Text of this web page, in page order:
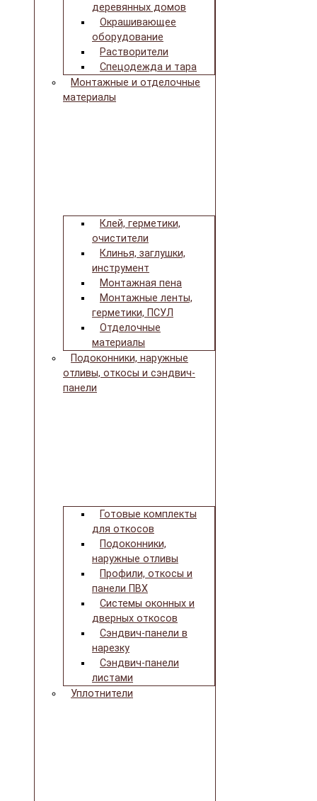
деревянных домов
Окрашивающее
оборудование
Растворители
Спецодежда и тара
Монтажные и отделочные
материалы
Клей, герметики,
очистители
Клинья, заглушки,
инструмент
Монтажная пена
Монтажные ленты,
герметики, ПСУЛ
Отделочные
материалы
Подоконники, наружные
отливы, откосы и сэндвич-
панели
Готовые комплекты
для откосов
Подоконники,
наружные отливы
Профили, откосы и
панели ПВХ
Системы оконных и
дверных откосов
Сэндвич-панели в
нарезку
Сэндвич-панели
листами
Уплотнители